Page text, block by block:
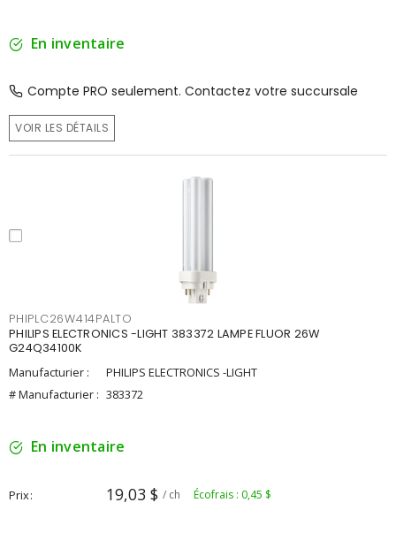
En inventaire
Compte PRO seulement. Contactez votre succursale
VOIR LES DÉTAILS
PHIPLC26W414PALTO
PHILIPS ELECTRONICS -LIGHT 383372 LAMPE FLUOR 26W
G24Q34100K
Manufacturier :
PHILIPS ELECTRONICS -LIGHT
# Manufacturier : 383372
En inventaire
Prix 19,03 $ / ch Écofrais : 0,45 $